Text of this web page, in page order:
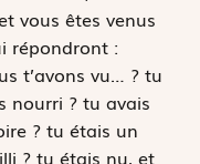
vous êtes venus
répondront :
t’avons vu… ? tu
nourri ? tu avais
? tu étais un
? tu étais nu, et